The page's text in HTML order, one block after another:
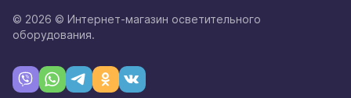
© 2026 © Интернет-магазин осветительного
оборудования.